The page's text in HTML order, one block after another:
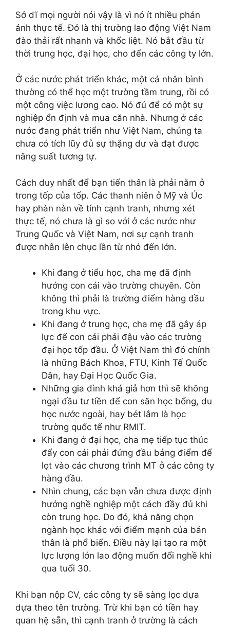
Sở dĩ mọi người nói vậy là vì nó ít nhiều phản
ánh thực tế. Đó là thị trường lao động Việt Nam
đào thải rất nhanh và khốc liệt. Nó bắt đầu từ
thời trung học, đại học, cho đến các công ty lớn.
Ở các nước phát triển khác, một cá nhân bình
thường có thể học một trường tầm trung, rồi có
một công việc lương cao. Nó đủ để có một sự
nghiệp ổn định và mua căn nhà. Nhưng ở các
nước đang phát triển như Việt Nam, chúng ta
chưa có tích lũy đủ sự thặng dư và đạt được
năng suất tương tự.
Cách duy nhất để bạn tiến thân là phải nằm ở
trong tốp của tốp. Các thanh niên ở Mỹ và Úc
hay phàn nàn về tính cạnh tranh, nhưng xét
thực tế, nó chưa là gì so với ở các nước như
Trung Quốc và Việt Nam, nơi sự cạnh tranh
được nhân lên chục lần từ nhỏ đến lớn.
Khi đang ở tiểu học, cha mẹ đã định
hướng con cái vào trường chuyên. Còn
không thì phải là trường điểm hàng đầu
trong khu vực.
Khi đang ở trung học, cha mẹ đã gây áp
lực để con cái phải đậu vào các trường
đại học tốp đầu. Ở Việt Nam thì đó chính
là những Bách Khoa, FTU, Kinh Tế Quốc
Dân, hay Đại Học Quốc Gia.
Những gia đình khá giả hơn thì sẽ không
ngại đầu tư tiền để con săn học bổng, du
học nước ngoài, hay bét lắm là học
trường quốc tế như RMIT.
Khi đang ở đại học, cha mẹ tiếp tục thúc
đẩy con cái phải đứng đầu bảng điểm để
lọt vào các chương trình MT ở các công ty
hàng đầu.
Nhìn chung, các bạn vẫn chưa được định
hướng nghề nghiệp một cách đầy đủ khi
còn trung học. Do đó, khả năng chọn
ngành học khác với điểm mạnh của bản
thân là phổ biến. Điều này lại tạo ra một
lực lượng lớn lao động muốn đổi nghề khi
qua tuổi 30.
Khi bạn nộp CV, các công ty sẽ sàng lọc dựa
dựa theo tên trường. Trừ khi bạn có tiền hay
quan hệ sẵn, thì cạnh tranh ở trường là cách